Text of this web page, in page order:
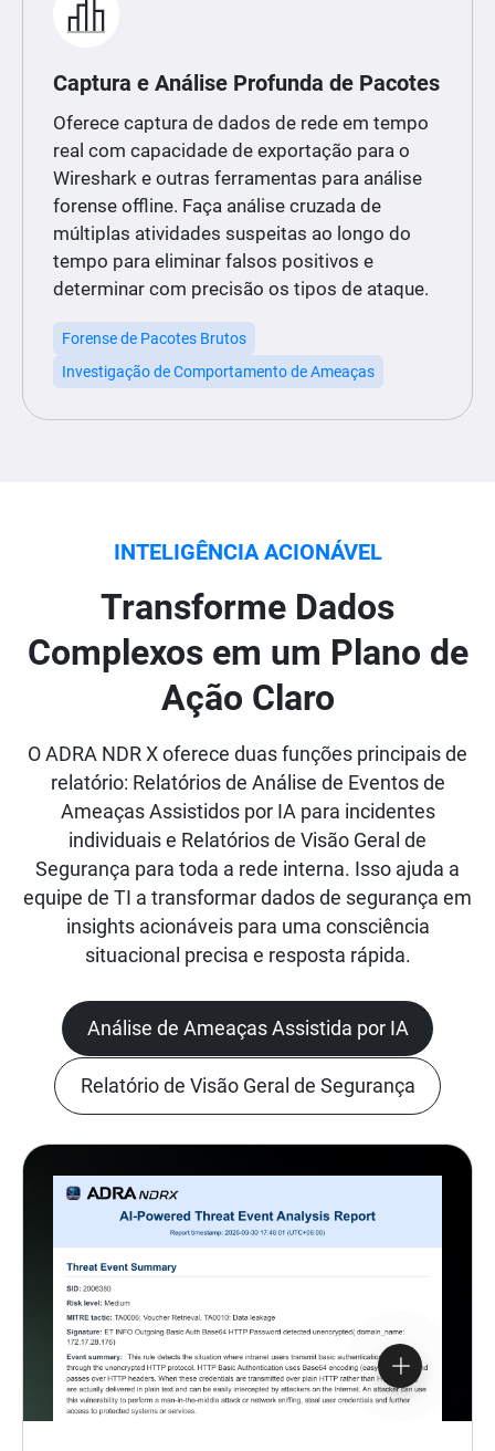
Captura e Análise Profunda de Pacotes
Oferece captura de dados de rede em tempo
real com capacidade de exportação para o
Wireshark e outras ferramentas para análise
forense offline. Faça análise cruzada de
múltiplas atividades suspeitas ao longo do
tempo para eliminar falsos positivos e
determinar com precisão os tipos de ataque.
Forense de Pacotes Brutos
Investigação de Comportamento de Ameaças
INTELIGÊNCIA ACIONÁVEL
Transforme Dados
Complexos em um Plano de
Ação Claro
O ADRA NDR X oferece duas funções principais de
relatório: Relatórios de Análise de Eventos de
Ameaças Assistidos por IA para incidentes
individuais e Relatórios de Visão Geral de
Segurança para toda a rede interna. Isso ajuda a
equipe de TI a transformar dados de segurança em
insights acionáveis para uma consciência
situacional precisa e resposta rápida.
Análise de Ameaças Assistida por IA
Relatório de Visão Geral de Segurança